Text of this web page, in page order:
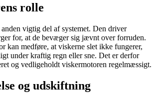
rolle
vigtig del af systemet. Den driver
for, at de bevæger sig jævnt over forruden.
kan medføre, at viskerne slet ikke fungerer,
under kraftig regn eller sne. Det er derfor
og vedligeholdt viskermotoren regelmæssigt.
og udskiftning